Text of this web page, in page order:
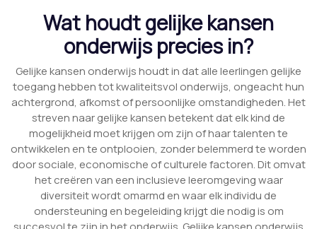
Wat houdt gelijke kansen
onderwijs precies in?
Gelijke kansen onderwijs houdt in dat alle leerlingen gelijke
toegang hebben tot kwaliteitsvol onderwijs, ongeacht hun
achtergrond, afkomst of persoonlijke omstandigheden. Het
streven naar gelijke kansen betekent dat elk kind de
mogelijkheid moet krijgen om zijn of haar talenten te
ontwikkelen en te ontplooien, zonder belemmerd te worden
door sociale, economische of culturele factoren. Dit omvat
het creëren van een inclusieve leeromgeving waar
diversiteit wordt omarmd en waar elk individu de
ondersteuning en begeleiding krijgt die nodig is om